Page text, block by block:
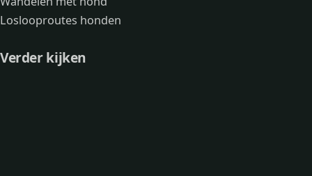
Loslooproutes honden
Verder kijken